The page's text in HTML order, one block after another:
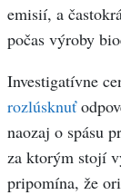
emisií, a
počas výroby
Investigatívne
rozlúsknuť
naozaj o spásu
za ktorým stojí
pripomína, že